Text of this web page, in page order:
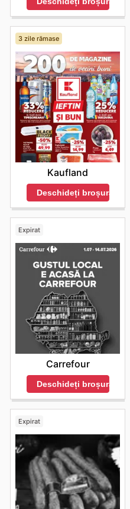
sunt încurajați să
disponibile online și să
produse și cu reducerile
limitată de timp.
Descoperă-ți brandurile
ofertele lor online astăzi.
verifica prețurile
oficial online:https://
3 zile rămase
Kaufland
Deschideți broșura
Expirat
Carrefour
Deschideți broșura
Expirat